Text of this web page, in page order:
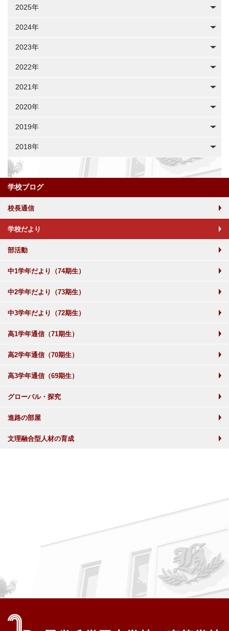
2025年
2024年
2023年
2022年
2021年
2020年
2019年
2018年
学校ブログ
校長通信
学校だより
部活動
中1学年だより（74期生）
中2学年だより（73期生）
中3学年だより（72期生）
高1学年通信（71期生）
高2学年通信（70期生）
高3学年通信（69期生）
グローバル・探究
進路の部屋
文理融合型人材の育成